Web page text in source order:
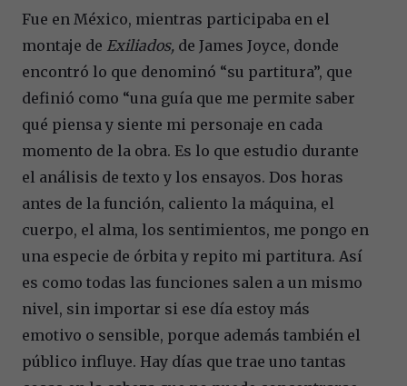
Fue en México, mientras participaba en el
montaje de Exiliados, de James Joyce, donde
encontró lo que denominó “su partitura”, que
definió como “una guía que me permite saber
qué piensa y siente mi personaje en cada
momento de la obra. Es lo que estudio durante
el análisis de texto y los ensayos. Dos horas
antes de la función, caliento la máquina, el
cuerpo, el alma, los sentimientos, me pongo en
una especie de órbita y repito mi partitura. Así
es como todas las funciones salen a un mismo
nivel, sin importar si ese día estoy más
emotivo o sensible, porque además también el
público influye. Hay días que trae uno tantas